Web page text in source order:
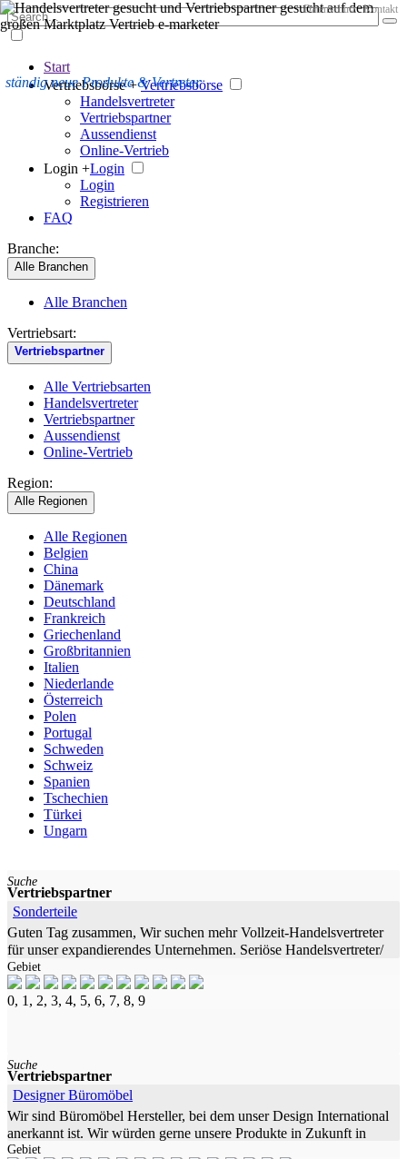
ständig neue Produkte & Vertreter
Datenschutz Kontakt
Start
Vertriebsbörse + Vertriebsbörse
Handelsvertreter
Vertriebspartner
Aussendienst
Online-Vertrieb
Login +Login
Login
Registrieren
FAQ
Branche:
Alle Branchen
Alle Branchen
Vertriebsart:
Vertriebspartner
Alle Vertriebsarten
Handelsvertreter
Vertriebspartner
Aussendienst
Online-Vertrieb
Region:
Alle Regionen
Alle Regionen
Belgien
China
Dänemark
Deutschland
Frankreich
Griechenland
Großbritannien
Italien
Niederlande
Österreich
Polen
Portugal
Schweden
Schweiz
Spanien
Tschechien
Türkei
Ungarn
Suche
Vertriebspartner
Sonderteile
Guten Tag zusammen, Wir suchen mehr Vollzeit-Handelsvertreter
für unser expandierendes Unternehmen. Seriöse Handelsvertreter/
Vertriebspartner für die
Gebiet
0, 1, 2, 3, 4, 5, 6, 7, 8, 9
Suche
Vertriebspartner
Designer Büromöbel
Wir sind Büromöbel Hersteller, bei dem unser Design International
anerkannt ist. Wir würden gerne unsere Produkte in Zukunft in
Europa anbieten und möchten
Gebiet